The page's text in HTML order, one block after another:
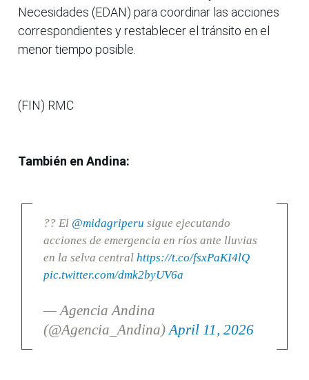
Necesidades (EDAN) para coordinar las acciones
correspondientes y restablecer el tránsito en el
menor tiempo posible.
(FIN) RMC
También en Andina:
?? El @midagriperu sigue ejecutando
acciones de emergencia en ríos ante lluvias
en la selva central https://t.co/fsxPaKI4lQ
pic.twitter.com/dmk2byUV6a
— Agencia Andina
(@Agencia_Andina) April 11, 2026